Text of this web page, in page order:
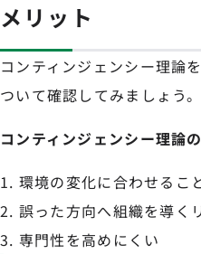
メリット
コンティンジェンシー理論
ついて確認してみましょう。
コンティンジェンシー理論
環境の変化に合わせるこ
誤った方向へ組織を導く
専門性を高めにくい